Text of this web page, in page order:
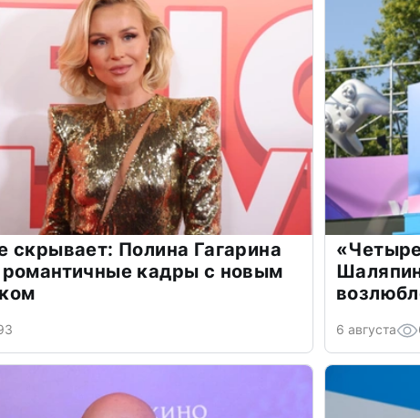
скрывает: Полина Гагарина
романтичные кадры с новым
6 августа